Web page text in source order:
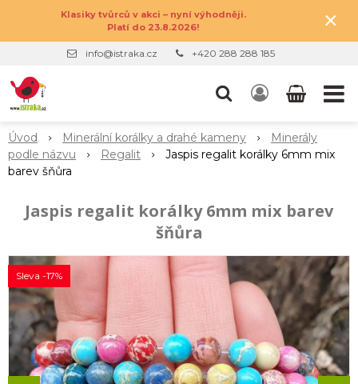
Klasiky tvůrců v akci – nyní výhodněji.
Platí do 23.8.2026!
×
info@istraka.cz +420 288 288 185
Úvod Minerální korálky a drahé kameny
Minerály
podle názvu
Regalit
Jaspis regalit korálky 6mm mix
barev šňůra
Jaspis regalit korálky 6mm mix barev
šňůra
Sleva -17%